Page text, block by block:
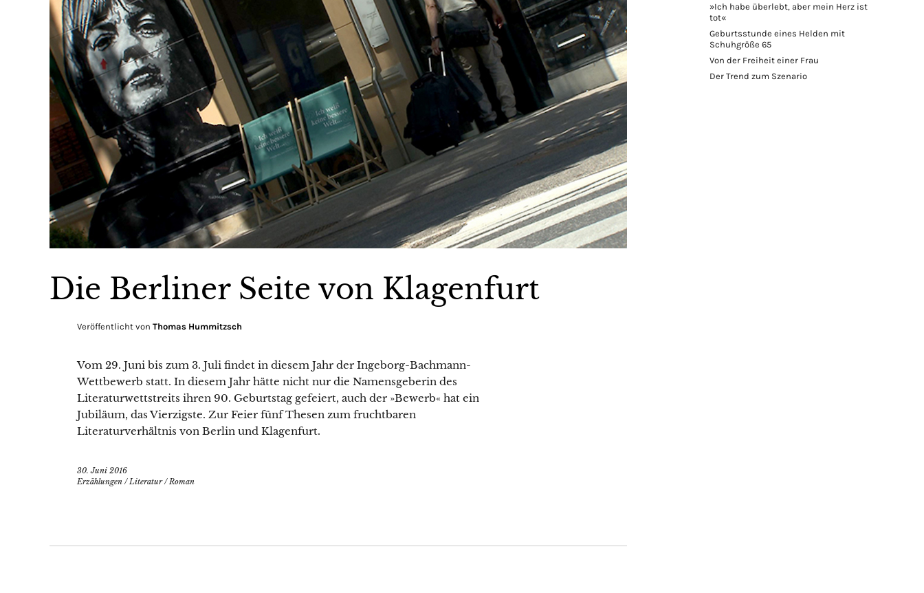
Die Berliner Seite von Klagenfurt
Veröffentlicht von Thomas Hummitzsch
Vom 29. Juni bis zum 3. Juli findet in diesem Jahr der Ingeborg-Bachmann-
Wettbewerb statt. In diesem Jahr hätte nicht nur die Namensgeberin des
Literaturwettstreits ihren 90. Geburtstag gefeiert, auch der »Bewerb« hat ein
Jubiläum, das Vierzigste. Zur Feier fünf Thesen zum fruchtbaren
Literaturverhältnis von Berlin und Klagenfurt.
30. Juni 2016
Erzählungen /Literatur/Roman
»Ich habe überlebt, aber mein Herz ist
tot«
Geburtsstunde eines Helden mit
Schuhgröße 65
Von der Freiheit einer Frau
Der Trend zum Szenario